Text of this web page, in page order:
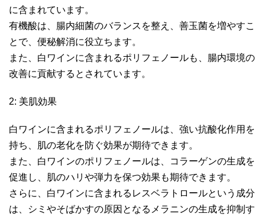
に含まれています。
有機酸は、腸内細菌のバランスを整え、善玉菌を増やすこ
とで、便秘解消に役立ちます。
また、白ワインに含まれるポリフェノールも、腸内環境の
改善に貢献するとされています。
2: 美肌効果
白ワインに含まれるポリフェノールは、強い抗酸化作用を
持ち、肌の老化を防ぐ効果が期待できます。
また、白ワインのポリフェノールは、コラーゲンの生成を
促進し、肌のハリや弾力を保つ効果も期待できます。
さらに、白ワインに含まれるレスベラトロールという成分
は、シミやそばかすの原因となるメラニンの生成を抑制す